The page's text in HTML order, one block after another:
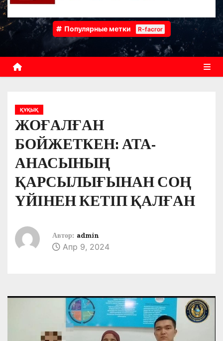
Популярные метки R-facror
ҚҰҚЫҚ
ЖОҒАЛҒАН
БОЙЖЕТКЕН: АТА-
АНАСЫНЫҢ
ҚАРСЫЛЫҒЫНАН СОҢ
ҮЙІНЕН КЕТІП ҚАЛҒАН
Автор: admin
Апр 9, 2024